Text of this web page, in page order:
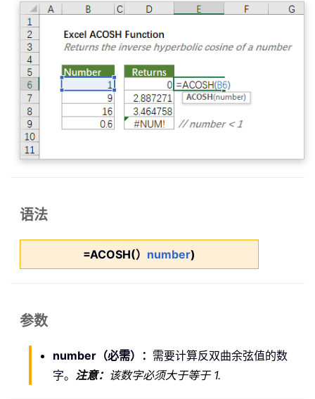
语法
=ACOSH(） number)
参数
number（必需）： 需要计算反双曲余弦值的数
字。 注意： 该数字必须大于等于 1.